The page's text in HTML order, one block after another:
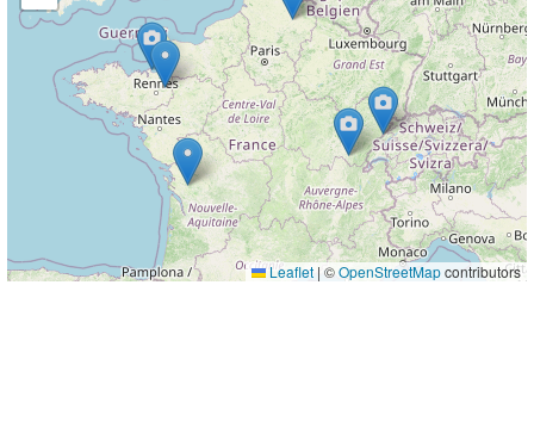
Leaflet | ©OpenStreetMapcontributors